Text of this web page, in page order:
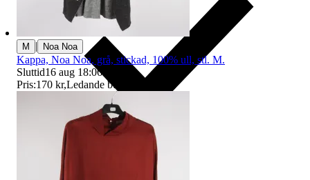
M | Noa Noa
Kappa, Noa Noa, grå, stickad, 100% ull, stl. M.
Sluttid16 aug 18:06
Pris:170 kr,Ledande bud